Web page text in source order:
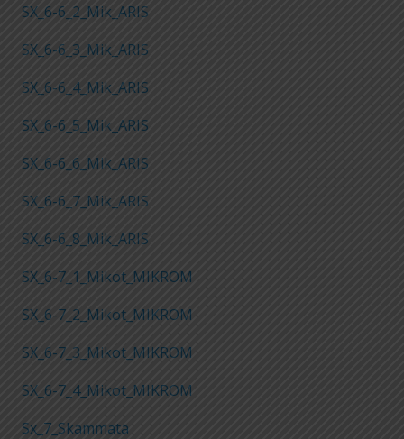
SX_6-6_2_Mik_ARIS
SX_6-6_3_Mik_ARIS
SX_6-6_4_Mik_ARIS
SX_6-6_5_Mik_ARIS
SX_6-6_6_Mik_ARIS
SX_6-6_7_Mik_ARIS
SX_6-6_8_Mik_ARIS
SX_6-7_1_Mikot_MIKROM
SX_6-7_2_Mikot_MIKROM
SX_6-7_3_Mikot_MIKROM
SX_6-7_4_Mikot_MIKROM
Sx_7_Skammata